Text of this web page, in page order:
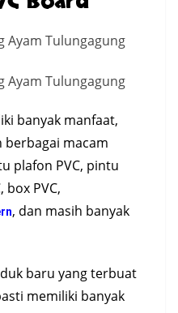
banyak manfaat,
berbagai macam
plafon PVC, pintu
box PVC,
, dan masih banyak
baru yang terbuat
memiliki banyak